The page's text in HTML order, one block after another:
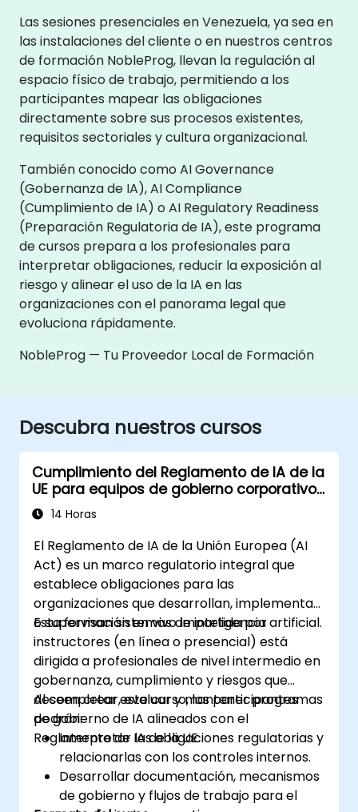
Las sesiones presenciales en Venezuela, ya sea en
las instalaciones del cliente o en nuestros centros
de formación NobleProg, llevan la regulación al
espacio físico de trabajo, permitiendo a los
participantes mapear las obligaciones
directamente sobre sus procesos existentes,
requisitos sectoriales y cultura organizacional.
También conocido como AI Governance
(Gobernanza de IA), AI Compliance
(Cumplimiento de IA) o AI Regulatory Readiness
(Preparación Regulatoria de IA), este programa
de cursos prepara a los profesionales para
interpretar obligaciones, reducir la exposición al
riesgo y alinear el uso de la IA en las
organizaciones con el panorama legal que
evoluciona rápidamente.
NobleProg — Tu Proveedor Local de Formación
Descubra nuestros cursos
Cumplimiento del Reglamento de IA de la
UE para equipos de gobierno corporativo
y cumplimiento normativo
14 Horas
El Reglamento de IA de la Unión Europea (AI
Act) es un marco regulatorio integral que
establece obligaciones para las
organizaciones que desarrollan, implementan
o supervisan sistemas de inteligencia artificial.
Esta formación en vivo impartida por
instructores (en línea o presencial) está
dirigida a profesionales de nivel intermedio en
gobernanza, cumplimiento y riesgos que
deseen crear, evaluar y mantener programas
de gobierno de IA alineados con el
Reglamento de IA de la UE.
Al completar este curso, los participantes
podrán:
Interpretar las obligaciones regulatorias y
relacionarlas con los controles internos.
Desarrollar documentación, mecanismos
de gobierno y flujos de trabajo para el